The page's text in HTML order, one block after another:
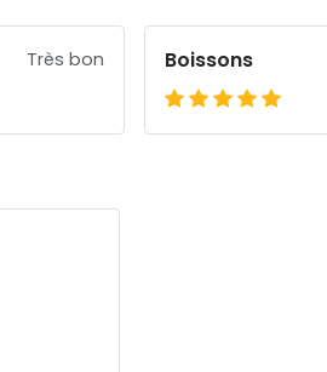
Très bon Boissons